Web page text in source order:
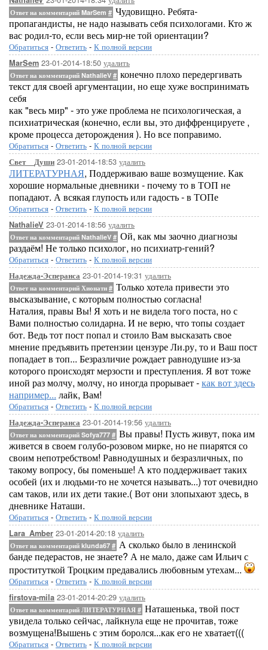
Ответ на комментарий MarSem # Чудовищно. Ребята-
пропагандисты, не надо называть себя психологами. Кто ж
вас родил-то, если весь мир-не той ориентации?
Обратиться - Ответить - К полной версии
MarSem 23-01-2014-18:50 удалить
Ответ на комментарий NathalieV # конечно плохо передергивать
текст для своей аргументации, но еще хуже воспринимать
себя
как "весь мир" - это уже проблема не психологическая, а
психиатрическая (конечно, если вы, это диффренцируете ,
кроме процесса деторождения ). Но все поправимо.
Обратиться - Ответить - К полной версии
Свет__Души 23-01-2014-18:53 удалить
ЛИТЕРАТУРНАЯ, Поддерживаю ваше возмущение. Как
хорошие нормальные дневники - почему то в ТОП не
попадают. А всякая глупость или гадость - в ТОПе
Обратиться - Ответить - К полной версии
NathalieV 23-01-2014-18:56 удалить
Ответ на комментарий NathalieV # Ой, как мы заочно диагнозы
раздаём! Не только психолог, но психиатр-гений?
Обратиться - Ответить - К полной версии
Надежда-Эсперанса 23-01-2014-19:31 удалить
Ответ на комментарий Хионати # Только хотела привести это
высказывание, с которым полностью согласна!
Наталия, правы Вы! Я хоть и не видела того поста, но с
Вами полностью солидарна. И не верю, что топы создает
бот. Ведь тот пост попал и стоило Вам высказать свое
мнение предъявить претензии цензуре Ли.ру, то и Ваш пост
попадает в топ... Безразличие рождает равнодушие из-за
которого происходят мерзости и преступления. Я вот тоже
иной раз молчу, молчу, но иногда прорывает -как вот здесь
например... лайк, Вам!
Обратиться - Ответить - К полной версии
Надежда-Эсперанса 23-01-2014-19:56 удалить
Ответ на комментарий Sofya777 # Вы правы! Пусть живут, пока им
живется в своем голубо-розовом мирке, но не пиарятся со
своим непотребством! Равнодушных и безразличных, по
такому вопросу, бы поменьше! А кто поддерживает таких
особей (их и людьми-то не хочется называть...) тот очевидно
сам таков, или их дети такие.( Вот они злопыхают здесь, в
дневнике Наташи.
Обратиться - Ответить - К полной версии
Lara_Amber 23-01-2014-20:18 удалить
Ответ на комментарий klunda67 # А сколько было в ленинской
банде педерастов, не знаете? А не мало, даже сам Ильич с
проституткой Троцким предавались любовным утехам...
Обратиться - Ответить - К полной версии
firstova-mila 23-01-2014-20:29 удалить
Ответ на комментарий ЛИТЕРАТУРНАЯ # Наташенька, твой пост
увидела только сейчас, лайкнула еще не прочитав, тоже
возмущена!Вышень с этим боролся...как его не хватает(((
Обратиться - Ответить - К полной версии